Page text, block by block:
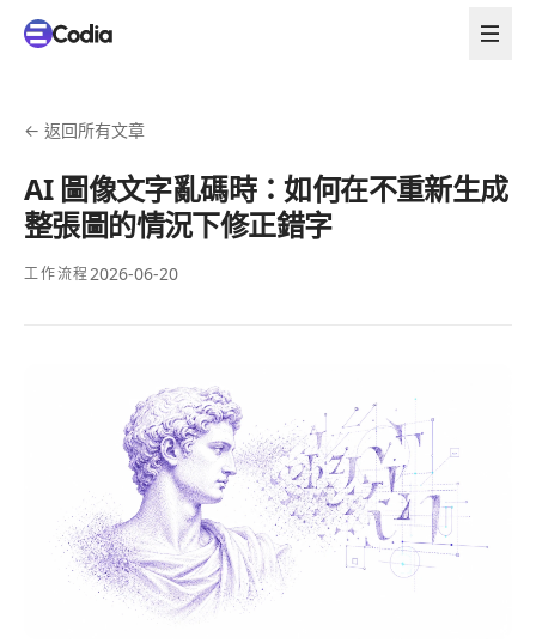
← 返回所有文章
AI 圖像文字亂碼時：如何在不重新生成
整張圖的情況下修正錯字
工作流程2026-06-20